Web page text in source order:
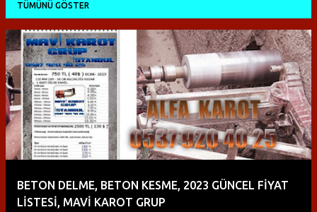
TÜMÜNÜ GÖSTER
K
a
y
t
BETON DELME, BETON KESME, 2023 GÜNCEL FİYAT
LİSTESİ, MAVİ KAROT GRUP